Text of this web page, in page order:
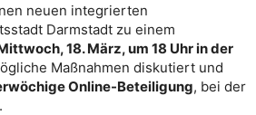
neuen integrierten
Darmstadt zu einem
18. März, um 18 Uhr in der
Maßnahmen diskutiert und
Online-Beteiligung, bei der